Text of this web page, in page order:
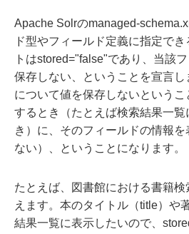
Apache Solrのmanaged-
ド型やフィールド定義に指定で
トはstored="false"であり、当該
保存しない、ということを宣言
について値を保存しないという
するとき（たとえば検索結果一覧
き）に、そのフィールドの情報
ない）、ということになります。
たとえば、図書館における書籍
えます。本のタイトル（title）や
結果一覧に表示したいので、